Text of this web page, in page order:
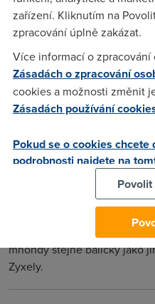
C). Ty na TN jaksi nechodí
divan (6.2.2005 14:56:07)
Koupil jsem WELL PTI-840.
co potřebuješ - kabely,
Nastavení spočívá ve volbě
mě ČT. Za asi 2000 vč. DPH
jako samoinstalačníé
(14.3.2005 18:26:27)
No.. podívej se na ceny např.
mnohdy stejné balíčky jako
Zyxely.
zařízení. Kliknutím na
zpracování úplně zakázat.
Více informací o
Zásadách o zpracování
cookies a možnosti změnit
Zásadách používání
Pokud se o cookies chcete
podrobnosti najdete na